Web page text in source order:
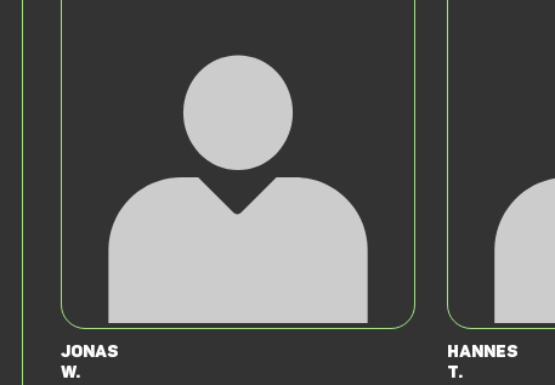
Jonas
W.
Hannes
T.